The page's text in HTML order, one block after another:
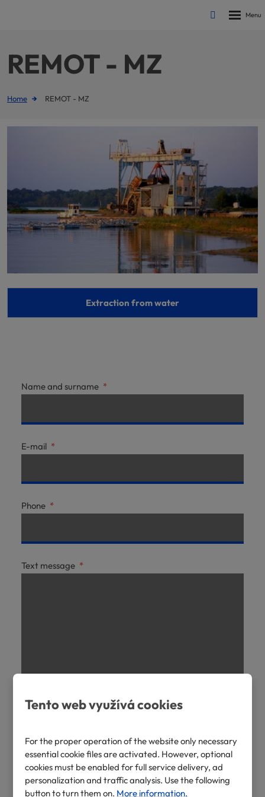
Vyhledávání
REMOT - MZ
Home REMOT - MZ
Extraction from water
Name and surname *
E-mail *
Phone *
Text message *
agree
with
the
I agree with the processing ofpersonal data.
Send
Tento web využívá cookies
For the proper operation of the website only necessary
essential cookie files are activated. However, optional
cookies must be enabled for full service delivery, ad
personalization and traffic analysis. Use the following
button to turn them on. More information.